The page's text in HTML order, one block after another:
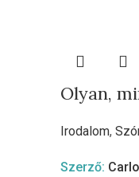
Olyan,
Irodalom,
Szerző: